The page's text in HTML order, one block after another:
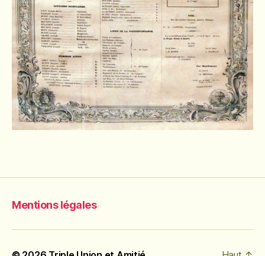
Mentions légales